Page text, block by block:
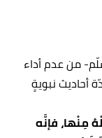
من عدم أداء
أحاديث نبويةٍ
مِنْها، فإنَّه